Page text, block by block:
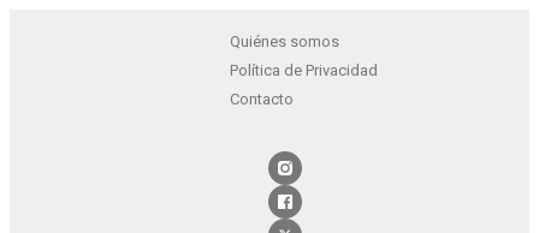
Quiénes somos
Política de Privacidad
Contacto